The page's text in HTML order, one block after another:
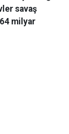
savaş
milyar